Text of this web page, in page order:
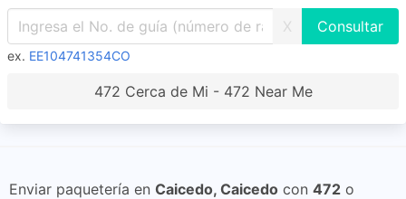
X
ex. EE104741354CO
472 Cerca de Mi - 472 Near Me
Enviar paquetería en Caicedo, Caicedo con 472 o